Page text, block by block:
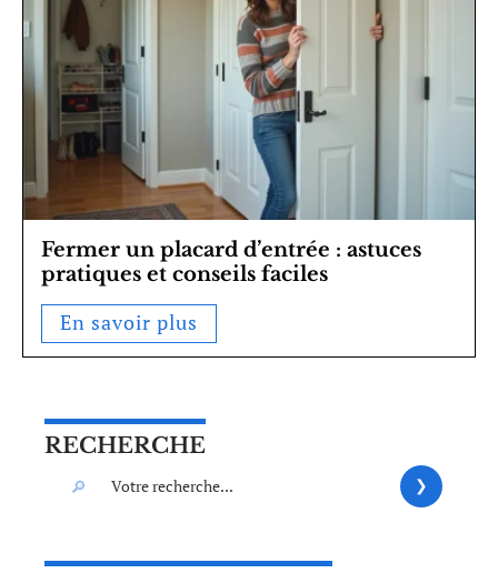
Fermer un placard d’entrée : astuces
pratiques et conseils faciles
En savoir plus
RECHERCHE